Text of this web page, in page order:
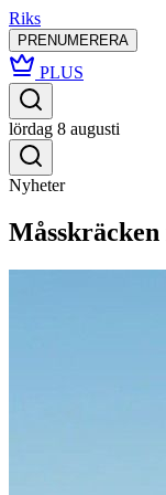
Riks
PRENUMERERA
PLUS
lördag 8 augusti
Nyheter